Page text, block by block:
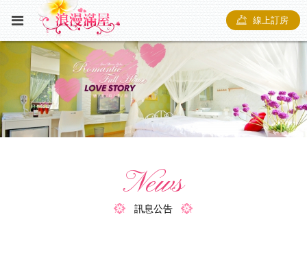
線上訂房
News
訊息公告